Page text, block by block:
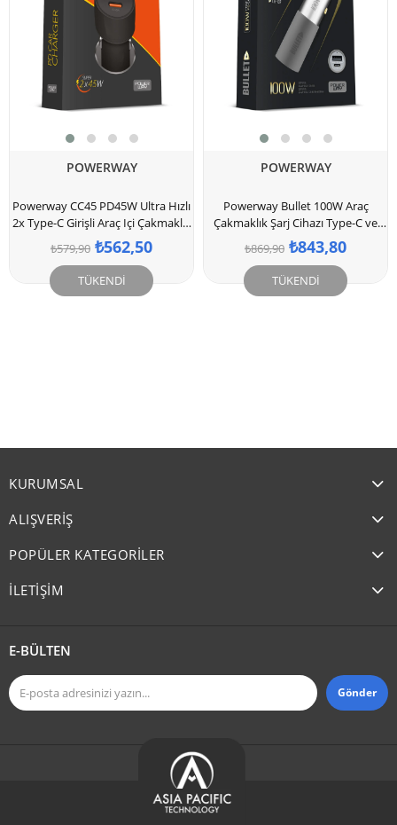
TÜKENDI
POWERWAY
Powerway CC45 PD45W Ultra Hızlı
2x Type-C Girişli Araç Içi Çakmaklık
Şarj Adaptörü
₺562,50
₺579,90
TÜKENDI
POWERWAY
Powerway Bullet 100W Araç
Çakmaklık Şarj Cihazı Type-C ve
Usb Çıkışlı Profesyonel Turbo Hızlı
Şarj
₺843,80
₺869,90
KURUMSAL
ALIŞVERİŞ
POPÜLER KATEGORİLER
İLETİŞİM
E-BÜLTEN
Gönder